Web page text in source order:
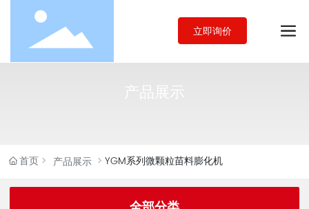
立即询价
产品展示
首页 产品展示 YGM系列微颗粒苗料膨化机